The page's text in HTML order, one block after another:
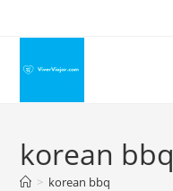
conteúdo
korean bbq
> korean bbq